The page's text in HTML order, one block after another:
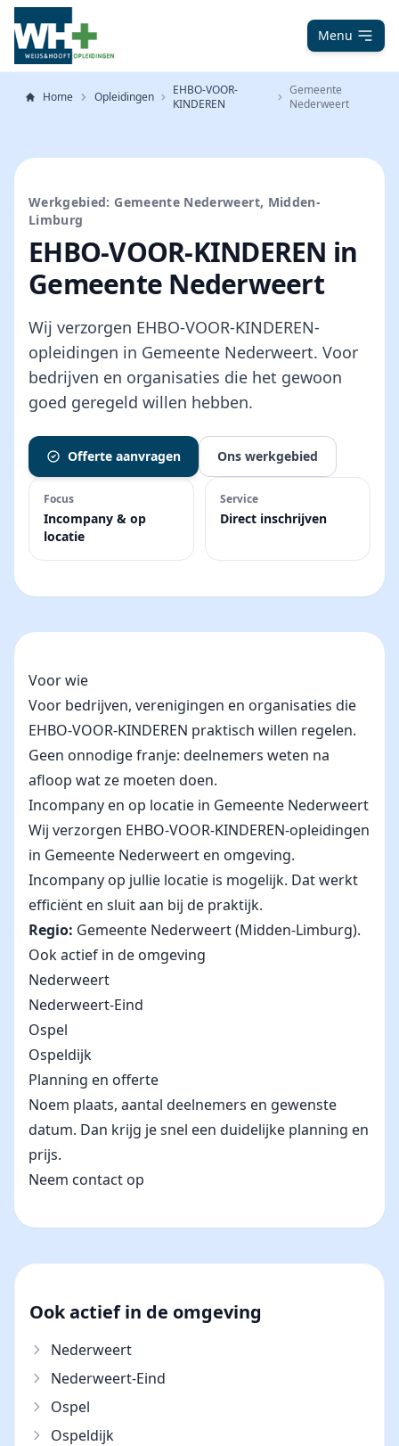
Menu
Home Opleidingen
EHBO-VOOR-
KINDEREN
Gemeente
Nederweert
Werkgebied: Gemeente Nederweert, Midden-
Limburg
EHBO-VOOR-KINDEREN in
Gemeente Nederweert
Wij verzorgen EHBO-VOOR-KINDEREN-
opleidingen in Gemeente Nederweert. Voor
bedrijven en organisaties die het gewoon
goed geregeld willen hebben.
Offerte aanvragen Ons werkgebied
Focus
Incompany & op
locatie
Service
Direct inschrijven
Voor wie
Voor bedrijven, verenigingen en organisaties die
EHBO-VOOR-KINDEREN praktisch willen regelen.
Geen onnodige franje: deelnemers weten na
afloop wat ze moeten doen.
Incompany en op locatie in Gemeente Nederweert
Wij verzorgen EHBO-VOOR-KINDEREN-opleidingen
in Gemeente Nederweert en omgeving.
Incompany op jullie locatie is mogelijk. Dat werkt
efficiënt en sluit aan bij de praktijk.
Regio: Gemeente Nederweert (Midden-Limburg).
Ook actief in de omgeving
Nederweert
Nederweert-Eind
Ospel
Ospeldijk
Planning en offerte
Noem plaats, aantal deelnemers en gewenste
datum. Dan krijg je snel een duidelijke planning en
prijs.
Neem contact op
Ook actief in de omgeving
Nederweert
Nederweert-Eind
Ospel
Ospeldijk